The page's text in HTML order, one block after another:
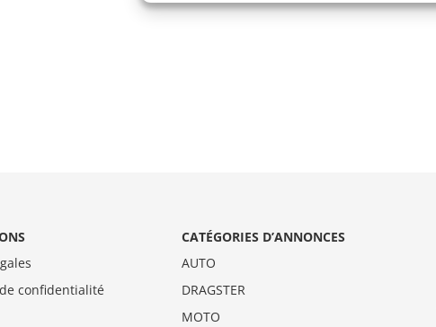
confidentialité
CATÉGORIES D’ANNONCES
AUTO
DRAGSTER
MOTO